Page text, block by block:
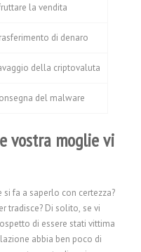
la vendita
di denaro
della criptovaluta
del malware
vostra moglie vi
fa a saperlo con certezza?
tradisce? Di solito, se vi
di essere stati vittima
abbia ben poco di